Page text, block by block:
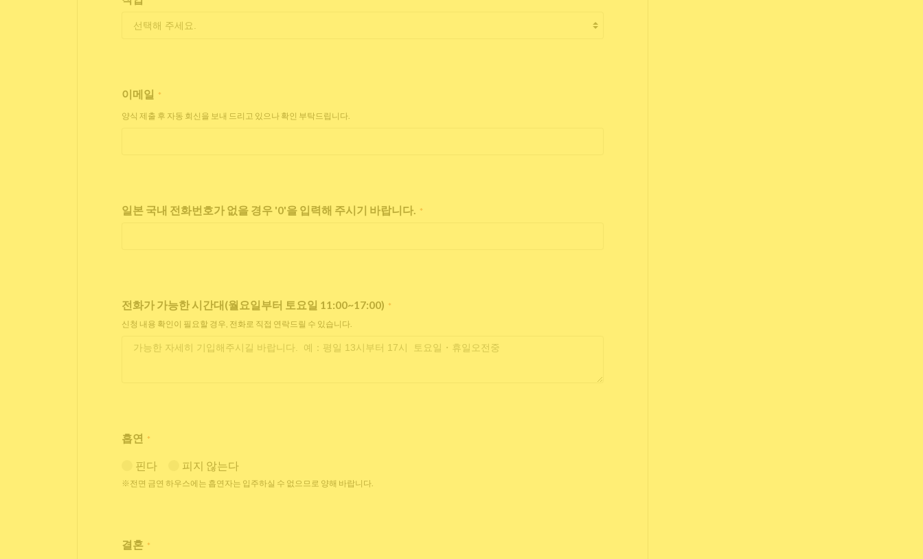
이메일 *
양식 제출 후 자동 회신을 보내 드리고 있으나 확인 부탁드립니다.
일본 국내 전화번호가 없을 경우 '0'을 입력해 주시기 바랍니다. *
전화가 가능한 시간대(월요일부터 토요일 11:00~17:00) *
신청 내용 확인이 필요할 경우, 전화로 직접 연락드릴 수 있습니다.
흡연 *
핀다 피지 않는다
※전면 금연 하우스에는 흡연자는 입주하실 수 없으므로 양해 바랍니다.
결혼 *